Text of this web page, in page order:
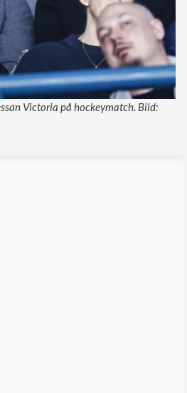
Victoria på hockeymatch. Bild: